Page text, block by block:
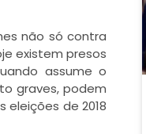
não só contra
existem presos
assume o
graves, podem
de 2018